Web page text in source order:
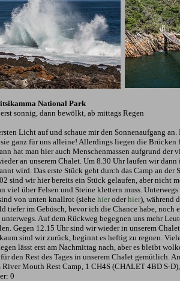
National Park
sonnig, dann bewölkt, ab mittags Regen
Licht auf und schaue mir den Sonnenaufgang
ganz für uns alleine! Allerdings liegen die
hat man hier auch Menschenmassen aufgrund
an unserem Chalet. Um 8.30 Uhr laufen wir
wird. Das erste Stück geht durch das Camp an
sind wir hier bereits ein Stück gelaufen, aber
viel über Felsen und Steine klettern muss.
von unten knallrot (siehe hieroderhier), während
tiefer im Gebüsch, bevor ich die Chance habe, noch
Auf dem Rückweg begegnen uns mehr
Gegen 12.15 Uhr sind wir wieder in unserem
sind wir zurück, beginnt es heftig zu regnen.
lässt erst am Nachmittag nach, aber es bleibt
den Rest des Tages in unserem Chalet gemütlich.
Mouth Rest Camp, 1 CH4S (CHALET 4BD S-
0